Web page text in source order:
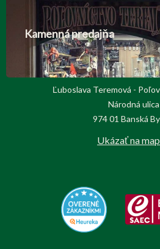
Kamenná predajňa
Ľuboslava Teremová -
Národná
974 01 Banská
Ukázať na